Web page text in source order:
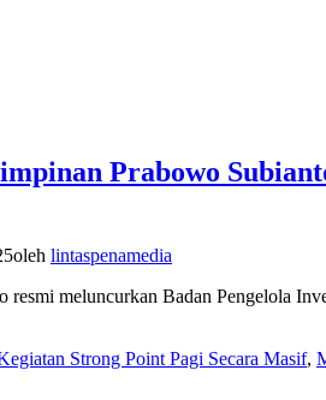
Prabowo
oleh lintaspenamedia
meluncurkan Badan Pengelola
Strong Point Pagi Secara Masif,